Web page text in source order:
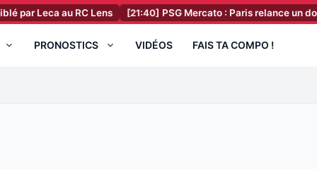
au RC Lens [21:40] PSG Mercato : Paris relance un dossier à 40
PRONOSTICS VIDÉOS FAIS TA COMPO !